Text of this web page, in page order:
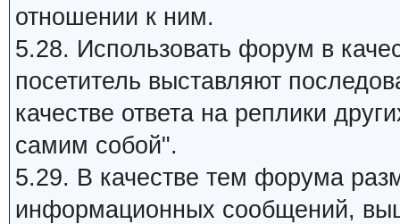
отношении к ним.
5.28. Использовать форум в
посетитель выставляют
качестве ответа на реплики
самим собой".
5.29. В качестве тем форума
информационных сообщений,